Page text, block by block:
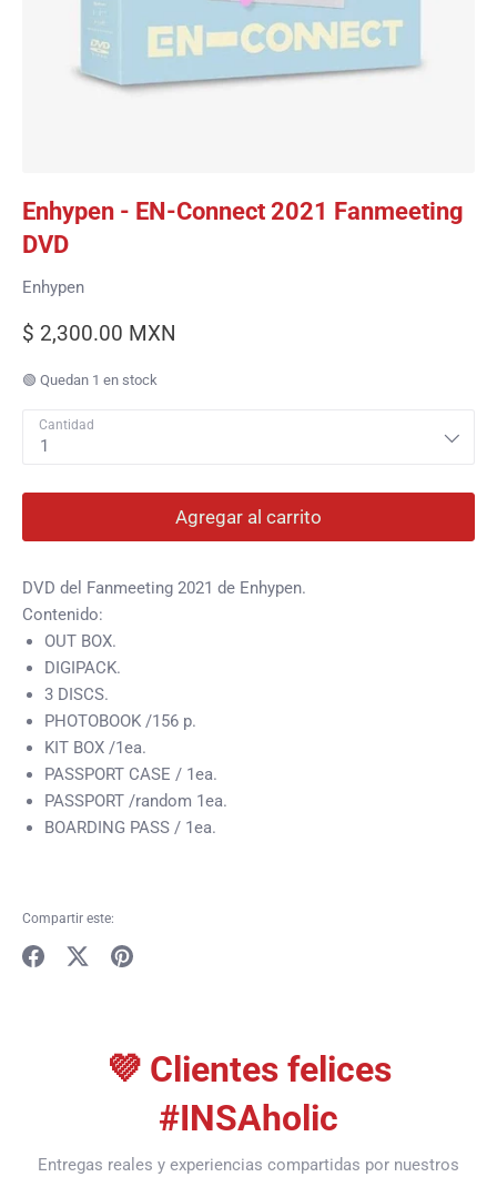
Enhypen - EN-Connect 2021 Fanmeeting
DVD
Enhypen
$ 2,300.00 MXN
🟢 Quedan 1 en stock
Cantidad
1
Agregar al carrito
DVD del Fanmeeting 2021 de Enhypen.
Contenido:
OUT BOX.
DIGIPACK.
3 DISCS.
PHOTOBOOK /156 p.
KIT BOX /1ea.
PASSPORT CASE / 1ea.
PASSPORT /random 1ea.
BOARDING PASS / 1ea.
Compartir este:
💜 Clientes felices
#INSAholic
Entregas reales y experiencias compartidas por nuestros